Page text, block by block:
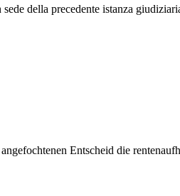
della precedente istanza
Entscheid die